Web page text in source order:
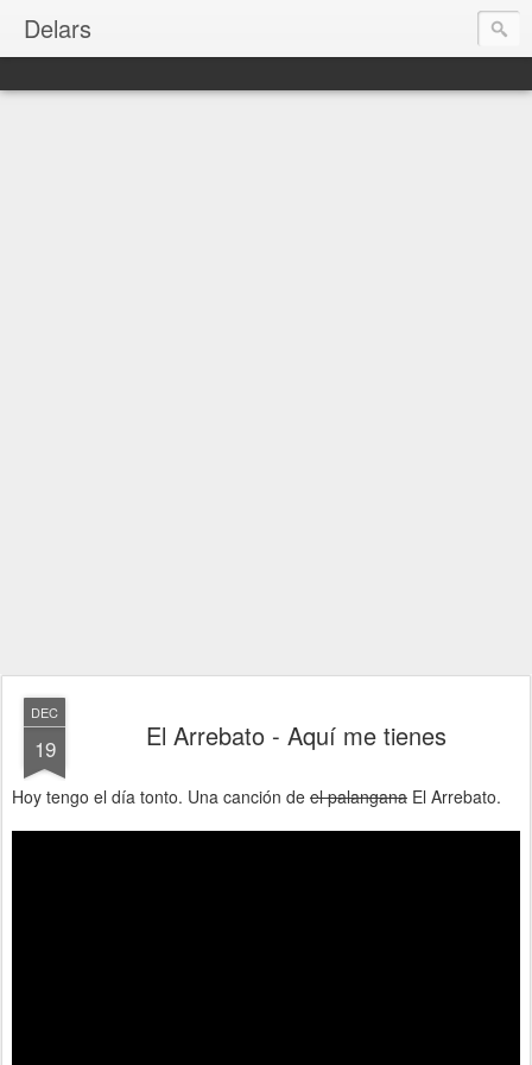
Delars
DEC
19 El Arrebato - Aquí me tienes
Hoy tengo el día tonto. Una canción de el palangana El Arrebato.